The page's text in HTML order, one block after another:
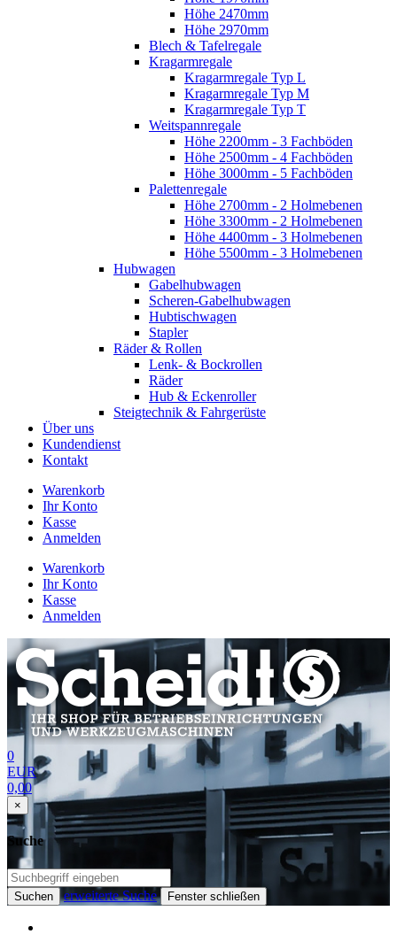
Höhe 2470mm
Höhe 2970mm
Blech & Tafelregale
Kragarmregale
Kragarmregale Typ L
Kragarmregale Typ M
Kragarmregale Typ T
Weitspannregale
Höhe 2200mm - 3 Fachböden
Höhe 2500mm - 4 Fachböden
Höhe 3000mm - 5 Fachböden
Palettenregale
Höhe 2700mm - 2 Holmebenen
Höhe 3300mm - 2 Holmebenen
Höhe 4400mm - 3 Holmebenen
Höhe 5500mm - 3 Holmebenen
Hubwagen
Gabelhubwagen
Scheren-Gabelhubwagen
Hubtischwagen
Stapler
Räder & Rollen
Lenk- & Bockrollen
Räder
Hub & Eckenroller
Steigtechnik & Fahrgerüste
Über uns
Kundendienst
Kontakt
Warenkorb
Ihr Konto
Kasse
Anmelden
Warenkorb
Ihr Konto
Kasse
Anmelden
0
EUR
0,00
×
Suche
Suchen erweiterte Suche Fenster schließen